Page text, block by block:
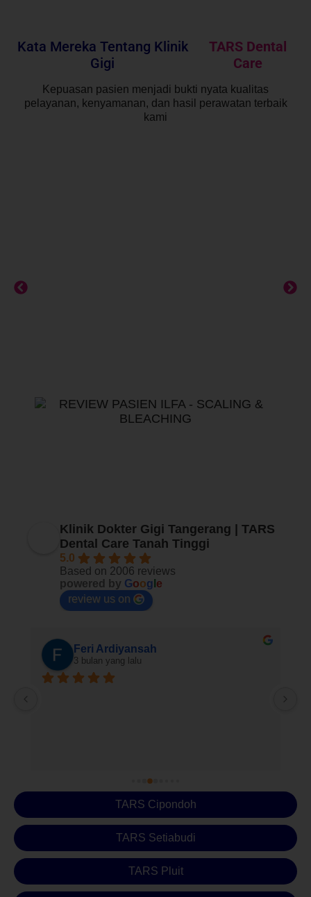
Kata Mereka Tentang Klinik
Gigi
TARS Dental
Care
Kepuasan pasien menjadi bukti nyata kualitas
pelayanan, kenyamanan, dan hasil perawatan terbaik
kami
TARS Cipondoh
TARS Setiabudi
TARS Pluit
Klinik Dokter Gigi Tangerang | TARS
Dental Care Tanah Tinggi
5.0
Based on 2006 reviews
powered by Goog e
review us on
Rafly Raflygalentristan